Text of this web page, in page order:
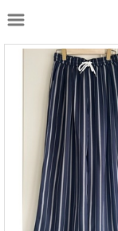
上架時間 銷售件
樣式尺寸篩選
全部樣式 黑
深藍
刷毛
備貨-卡其
全部尺寸 S